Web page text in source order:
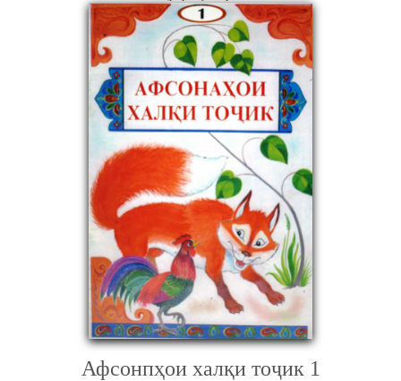
Афсонпҳои халқи тоҷик 1